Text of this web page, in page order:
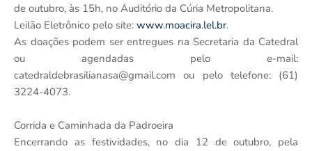
de outubro, às 15h, no Auditório da Cúria Metropolitana.
Leilão Eletrônico pelo site: www.moacira.lel.br.
As doações podem ser entregues na Secretaria da Catedral
ou agendadas pelo e-mail:
catedraldebrasilianasa@gmail.com ou pelo telefone: (61)
3224-4073.
Corrida e Caminhada da Padroeira
Encerrando as festividades, no dia 12 de outubro, pela